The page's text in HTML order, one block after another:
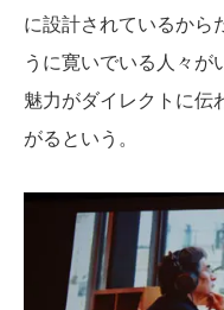
に設計されているから
うに寛いでいる人々が
魅力がダイレクトに伝
がるという。